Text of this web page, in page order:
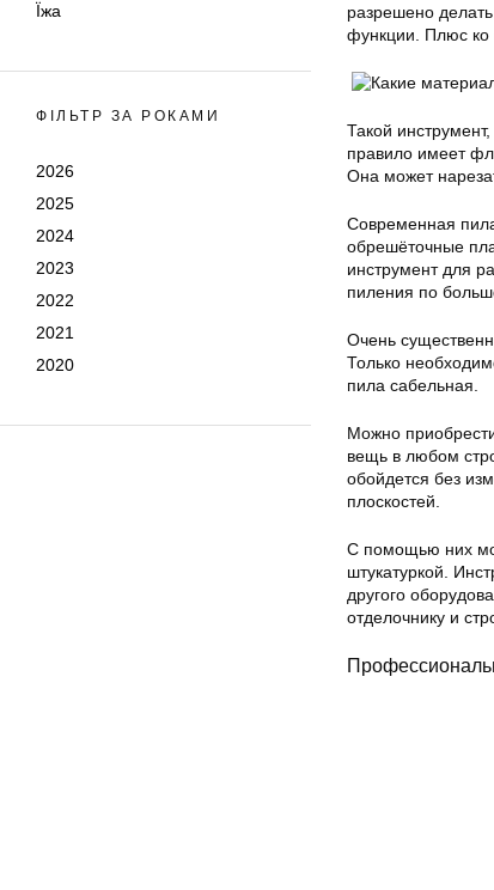
Їжа
ФІЛЬТР ЗА РОКАМИ
2026
2025
2024
2023
2022
2021
2020
разрешено
функции. Плюс ко
Такой
правило имеет
Она может
Современная
обрешёточные
инструмент для
пиления по
Очень
Только
пила сабельная.
Можно
вещь в любом
обойдется без
плоскостей.
С помощью них
штукатуркой.
другого
отделочнику и